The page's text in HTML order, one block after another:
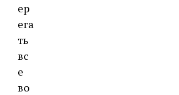
ер
ега
ть
вс
е
во